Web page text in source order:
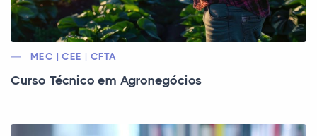
MEC | CEE | CFTA
Curso Técnico em Agronegócios